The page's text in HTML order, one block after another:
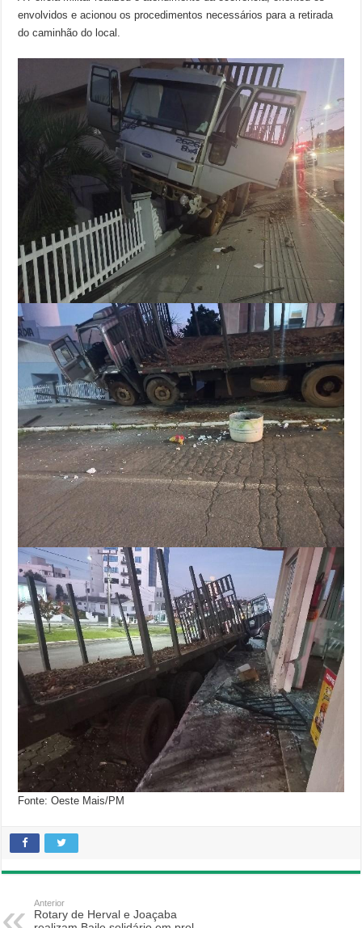
envolvidos e acionou os procedimentos necessários para a retirada
do caminhão do local.
Fonte: Oeste Mais/PM
Anterior
Rotary de Herval e Joaçaba